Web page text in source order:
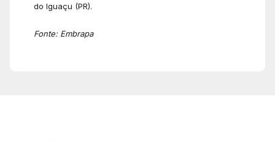
do Iguaçu (PR).
Fonte: Embrapa